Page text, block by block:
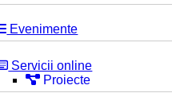
Evenimente
Servicii online
Proiecte